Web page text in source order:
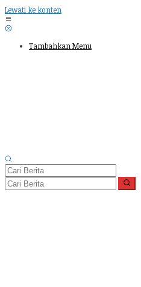
Lewati ke konten
Tambahkan Menu